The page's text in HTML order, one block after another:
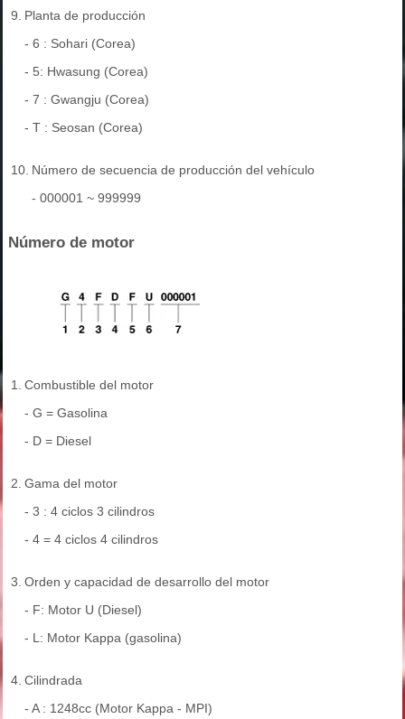
9. Planta de producción
- 6 : Sohari (Corea)
- 5: Hwasung (Corea)
- 7 : Gwangju (Corea)
- T : Seosan (Corea)
10. Número de secuencia de producción del vehículo
- 000001 ~ 999999
Número de motor
1.
Combustible del motor
- G = Gasolina
- D = Diesel
2. Gama del motor
- 3 : 4 ciclos 3 cilindros
- 4 = 4 ciclos 4 cilindros
3. Orden y capacidad de desarrollo del motor
- F: Motor U (Diesel)
- L: Motor Kappa (gasolina)
4. Cilindrada
- A : 1248cc (Motor Kappa - MPI)